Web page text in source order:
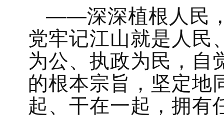
——深深植根人民
党牢记江山就是人民
为公、执政为民，自
的根本宗旨，坚定地
起、干在一起，拥有